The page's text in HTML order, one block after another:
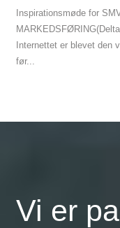
Inspirationsmøde for
Internettet er blevet den
før...
Vi er